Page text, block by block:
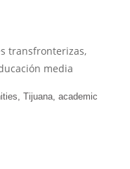
transfronterizas,
media